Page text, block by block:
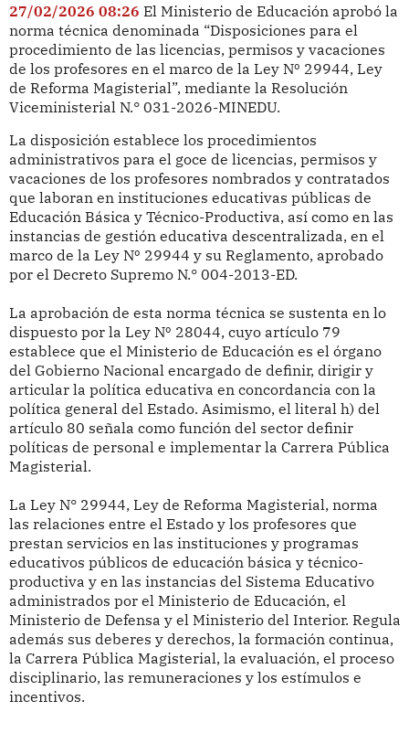
27/02/2026 08:26 El Ministerio de Educación aprobó la
norma técnica denominada “Disposiciones para el
procedimiento de las licencias, permisos y vacaciones
de los profesores en el marco de la Ley Nº 29944, Ley
de Reforma Magisterial”, mediante la Resolución
Viceministerial N.° 031-2026-MINEDU.
La disposición establece los procedimientos
administrativos para el goce de licencias, permisos y
vacaciones de los profesores nombrados y contratados
que laboran en instituciones educativas públicas de
Educación Básica y Técnico-Productiva, así como en las
instancias de gestión educativa descentralizada, en el
marco de la Ley Nº 29944 y su Reglamento, aprobado
por el Decreto Supremo N.° 004-2013-ED.
La aprobación de esta norma técnica se sustenta en lo
dispuesto por la Ley Nº 28044, cuyo artículo 79
establece que el Ministerio de Educación es el órgano
del Gobierno Nacional encargado de definir, dirigir y
articular la política educativa en concordancia con la
política general del Estado. Asimismo, el literal h) del
artículo 80 señala como función del sector definir
políticas de personal e implementar la Carrera Pública
Magisterial.
La Ley N° 29944, Ley de Reforma Magisterial, norma
las relaciones entre el Estado y los profesores que
prestan servicios en las instituciones y programas
educativos públicos de educación básica y técnico-
productiva y en las instancias del Sistema Educativo
administrados por el Ministerio de Educación, el
Ministerio de Defensa y el Ministerio del Interior. Regula
además sus deberes y derechos, la formación continua,
la Carrera Pública Magisterial, la evaluación, el proceso
disciplinario, las remuneraciones y los estímulos e
incentivos.